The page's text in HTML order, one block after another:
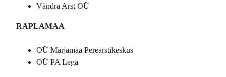
Vändra Arst OÜ
RAPLAMAA
OÜ Märjamaa Perearstikeskus
OÜ PA Lega